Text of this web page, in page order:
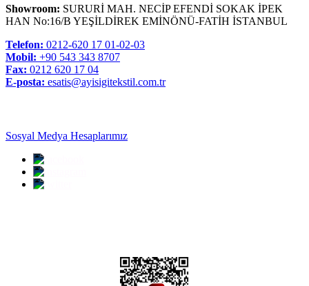
Showroom: SURURİ MAH. NECİP EFENDİ SOKAK İPEK
HAN No:16/B YEŞİLDİREK EMİNÖNÜ-FATİH İSTANBUL
Telefon: 0212-620 17 01-02-03
Mobil: +90 543 343 8707
Fax: 0212 620 17 04
E-posta: esatis@ayisigitekstil.com.tr
Sosyal Medya Hesaplarımız